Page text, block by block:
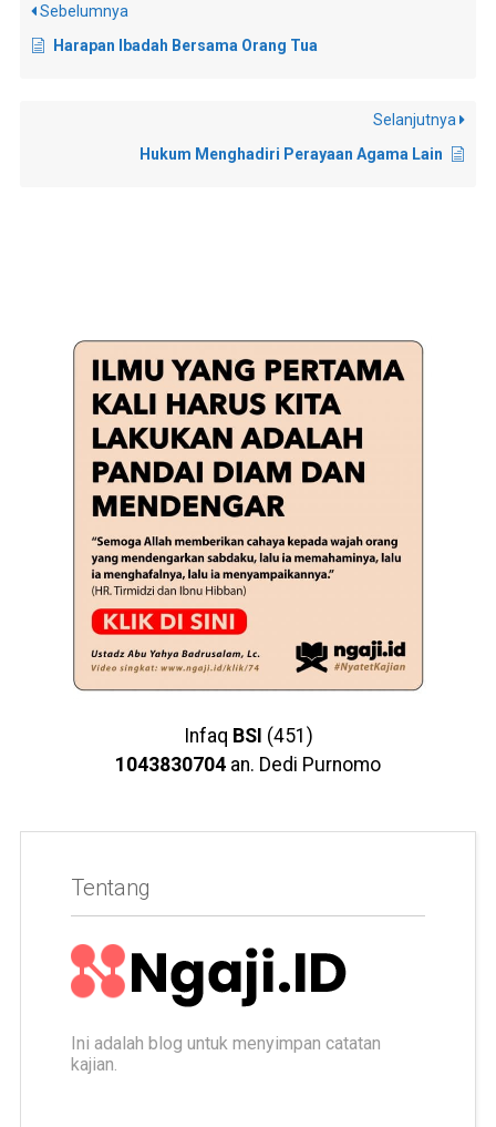
Sebelumnya
Harapan Ibadah Bersama Orang Tua
Selanjutnya
Hukum Menghadiri Perayaan Agama Lain
Infaq BSI (451)
1043830704 an. Dedi Purnomo
Tentang
Ini adalah blog untuk menyimpan catatan
kajian.